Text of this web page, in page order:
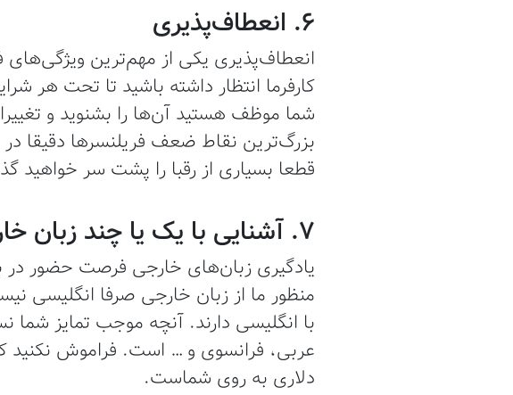
6. انعطاف‌پذیری
انعطاف‌پذیری یکی از مهم‌ترین ویژگی‌های
کارفرما انتظار داشته باشید تا تحت هر
شما موظف هستید آن‌ها را بشنوید و
بزرگ‌ترین نقاط ضعف فریلنسرها دقیقا
قطعا بسیاری از رقبا را پشت سر خواهید
7. آشنایی با یک یا چند زبان خارجی
یادگیری زبان‌های خارجی فرصت حضور در
منظور ما از زبان خارجی صرفا انگلیسی
با انگلیسی دارند. آنچه موجب تمایز
عربی، فرانسوی و … است. فراموش نکنید
دلاری به روی شماست.